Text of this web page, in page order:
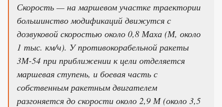
Скорость — на маршевом участке траектории
большинство модификаций движутся с
дозвуковой скоростью около 0,8 Маха (М, около
1 тыс. км/ч). У противокорабельной ракеты
3М-54 при приближении к цели отделяется
маршевая ступень, и боевая часть с
собственным ракетным двигателем
разгоняется до скорости около 2,9 М (около 3,5